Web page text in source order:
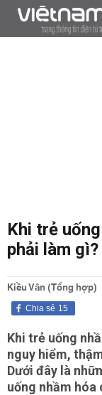
Khi trẻ
phải làm gì?
Kiều Vân (Tổng hợp)
15
Chia sẻ
Khi trẻ uống
nguy hiểm,
Dưới đây là
uống nhầm hóa